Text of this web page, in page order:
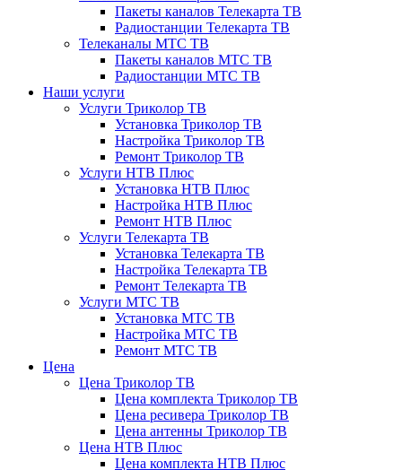
Пакеты каналов Телекарта ТВ
Радиостанции Телекарта ТВ
Телеканалы МТС ТВ
Пакеты каналов МТС ТВ
Радиостанции МТС ТВ
Наши услуги
Услуги Триколор ТВ
Установка Триколор ТВ
Настройка Триколор ТВ
Ремонт Триколор ТВ
Услуги НТВ Плюс
Установка НТВ Плюс
Настройка НТВ Плюс
Ремонт НТВ Плюс
Услуги Телекарта ТВ
Установка Телекарта ТВ
Настройка Телекарта ТВ
Ремонт Телекарта ТВ
Услуги МТС ТВ
Установка МТС ТВ
Настройка МТС ТВ
Ремонт МТС ТВ
Цена
Цена Триколор ТВ
Цена комплекта Триколор ТВ
Цена ресивера Триколор ТВ
Цена антенны Триколор ТВ
Цена НТВ Плюс
Цена комплекта НТВ Плюс